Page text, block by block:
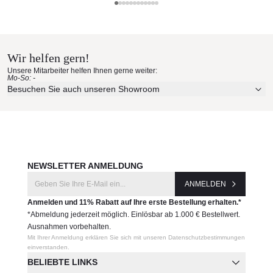
UV-, witterungs- und farbbeständig
49 x 43 x 33 cm
Sitzhöhe: 33 cm
Gewicht: 4 kg
Erleben Sie unsere Stoffe und Materialien ganz in Ruhe in
Ihren eigenen vier Wänden.
Aktuelle Originalstoffe des Herstellers
Wir helfen gern!
Unsere Mitarbeiter helfen Ihnen gerne weiter:
Mo-So: -
Besuchen Sie auch unseren Showroom
BELIEBTE LINKS
NEWSLETTER ANMELDUNG
ANMELDEN
Anmelden und 11% Rabatt auf Ihre erste Bestellung erhalten.*
*Abmeldung jederzeit möglich. Einlösbar ab 1.000 € Bestellwert.
Ausnahmen vorbehalten.
Mit Ihrer Anmeldung erklären Sie sich mit unseren Datenschutzbestimmungen
einverstanden.